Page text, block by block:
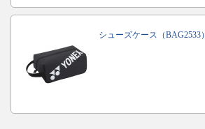
シューズケース（BAG2533）